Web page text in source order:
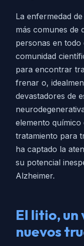
La enfermedad
más comunes de
personas en todo
comunidad
para encontrar
frenar o,
devastadores de
elemento
tratamiento para
ha captado la
su potencial
Alzheimer.
El litio, un
nuevos